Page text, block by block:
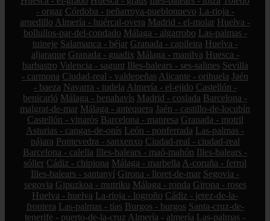
- orgaz Córdoba - peñarroya-pueblonuevo La-rioja -
arnedillo Almería - huércal-overa Madrid - el-molar Huelva -
bollullos-par-del-condado Málaga - algarrobo Las-palmas -
tuineje Salamanca - béjar Granada - capileira Huelva -
aljaraque Granada - guadix Málaga - manilva Huesca -
barbastro Valencia - sagunt Illes-balears - ses-salines Sevilla
- carmona Ciudad-real - valdepeñas Alicante - orihuela Jaén
- baeza Navarra - tudela Almería - el-ejido Castellón -
benicarló Málaga - benahavís Madrid - coslada Barcelona -
malgrat-de-mar Málaga - antequera Jaén - castillo-de-locubín
Castellón - vinaròs Barcelona - manresa Granada - motril
Asturias - cangas-de-onís León - ponferrada Las-palmas -
pájara Pontevedra - sanxenxo Ciudad-real - ciudad-real
Barcelona - calella Illes-balears - maó-mahón Illes-balears -
sóller Cádiz - chipiona Málaga - marbella A-coruña - ferrol
Illes-balears - santanyí Girona - lloret-de-mar Segovia -
segovia Gipuzkoa - mutriku Málaga - ronda Girona - roses
Huelva - huelva La-rioja - logroño Cádiz - jerez-de-la-
frontera Las-palmas - tías Burgos - burgos Santa-cruz-de-
tenerife - puerto-de-la-cruz Almería - almería Las-palmas -